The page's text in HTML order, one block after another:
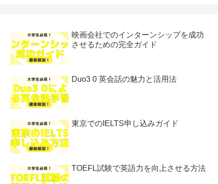
映画会社でのインターンシップを成功
させるための完全ガイド
Duo3 0 英会話の魅力と活用法
東京でのIELTS申し込みガイド
TOEFL試験で英語力を向上させる方法